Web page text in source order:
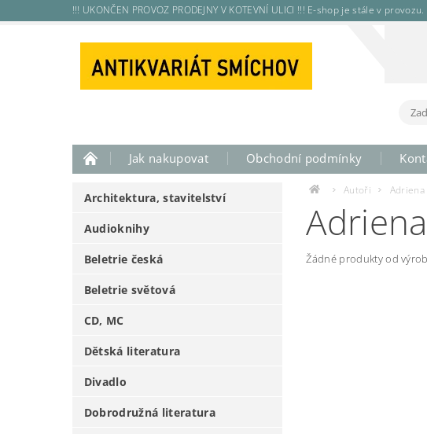
!!! UKONČEN PROVOZ PRODEJNY V KOTEVNÍ ULICI !!! E-shop je stále v
Jak nakupovat Obchodní podmínky
Architektura, stavitelství
Audioknihy
Beletrie česká
Beletrie světová
CD, MC
Dětská literatura
Divadlo
Dobrodružná literatura
Autoři
Žádné produkty od